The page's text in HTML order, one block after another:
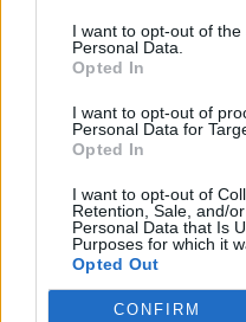
I want to opt-out of the
Personal Data.
Opted In
I want to opt-out of
Personal Data for
Opted In
I want to opt-out of
Retention, Sale, and/
Personal Data that Is
Purposes for which it
Opted Out
CONFIRM
Anziana muore
violenta rapina in
PREDONI DEL SESSO
Casal Palocco
84 anni violentata
riposo
24/03/2019